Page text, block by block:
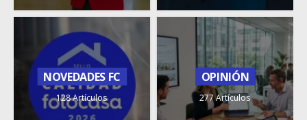
NOVEDADES FC
128 Artículos
OPINIÓN
277 Artículos